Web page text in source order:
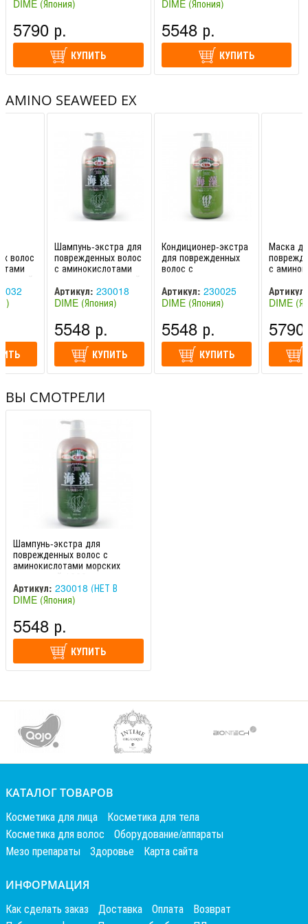
НАЛИЧИИ)
DIME (Япония)
5790 р.
КУПИТЬ
DIME (Япония)
5548 р.
КУПИТЬ
AMINO SEAWEED EX
волос
Шампунь-экстра для
поврежденных волос
с аминокислотами
морских водорослей
1000 мл Profession
Артикул: 230018
(НЕТ В НАЛИЧИИ)
DIME (Япония)
5548 р.
КУПИТЬ
Кондиционер-экстра
для поврежденных
волос с
морских водорослей
1000 мл Profes
Артикул: 230025
DIME (Япония)
5548 р.
КУПИТЬ
Маска
с
800 гр
Amino S
Артикул:
(НЕТ В
DIME
ВЫ СМОТРЕЛИ
Шампунь-экстра для
поврежденных волос с
аминокислотами морских
водорослей 1000 мл
Profession
Артикул: 230018 (НЕТ В
НАЛИЧИИ)
DIME (Япония)
5548 р.
КУПИТЬ
КАТАЛОГ ТОВАРОВ
Косметика для лица
Косметика для тела
Косметика для волос
Оборудование/аппараты
Мезо препараты
Здоровье Карта сайта
ИНФОРМАЦИЯ
Как сделать заказ Доставка Оплата
Возврат